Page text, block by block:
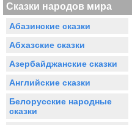
Сказки народов мира
Абазинские сказки
Абхазские сказки
Азербайджанские сказки
Английские сказки
Белорусские народные
сказки